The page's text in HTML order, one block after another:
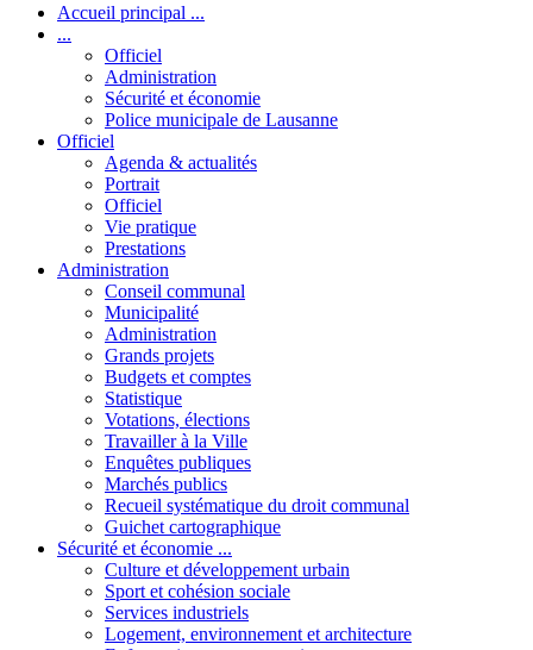
Accueil principal ...
...
Officiel
Administration
Sécurité et économie
Police municipale de Lausanne
Officiel
Agenda & actualités
Portrait
Officiel
Vie pratique
Prestations
Administration
Conseil communal
Municipalité
Administration
Grands projets
Budgets et comptes
Statistique
Votations, élections
Travailler à la Ville
Enquêtes publiques
Marchés publics
Recueil systématique du droit communal
Guichet cartographique
Sécurité et économie ...
Culture et développement urbain
Sport et cohésion sociale
Services industriels
Logement, environnement et architecture